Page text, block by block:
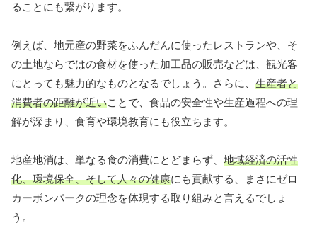
ることにも繋がります。
例えば、地元産の野菜をふんだんに使ったレストランや、そ
の土地ならではの食材を使った加工品の販売などは、観光客
にとっても魅力的なものとなるでしょう。さらに、 生産者と
消費者の距離が近いことで、食品の安全性や生産過程への理
解が深まり、食育や環境教育にも役立ちます。
地産地消は、単なる食の消費にとどまらず、 地域経済の活性
化、環境保全、そして人々の健康にも貢献する、まさにゼロ
カーボンパークの理念を体現する取り組みと言えるでしょ
う。